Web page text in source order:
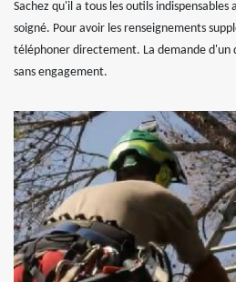
Sachez qu'il a tous les outils
soigné. Pour avoir les renseignements
téléphoner directement. La demande d'un
sans engagement.